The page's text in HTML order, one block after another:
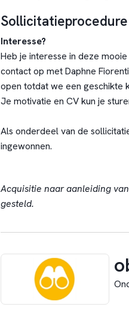
Sollicitatieprocedure
Interesse?
Heb je interesse in deze
contact op met Daphne
open totdat we een geschikte
Je motivatie en CV kun je
Als onderdeel van de
ingewonnen.
Acquisitie naar aanleiding
gesteld.